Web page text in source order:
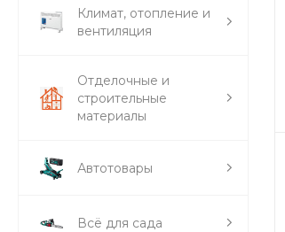
Климат, отопление и
вентиляция
Отделочные и
строительные
материалы
Автотовары
Всё для сада